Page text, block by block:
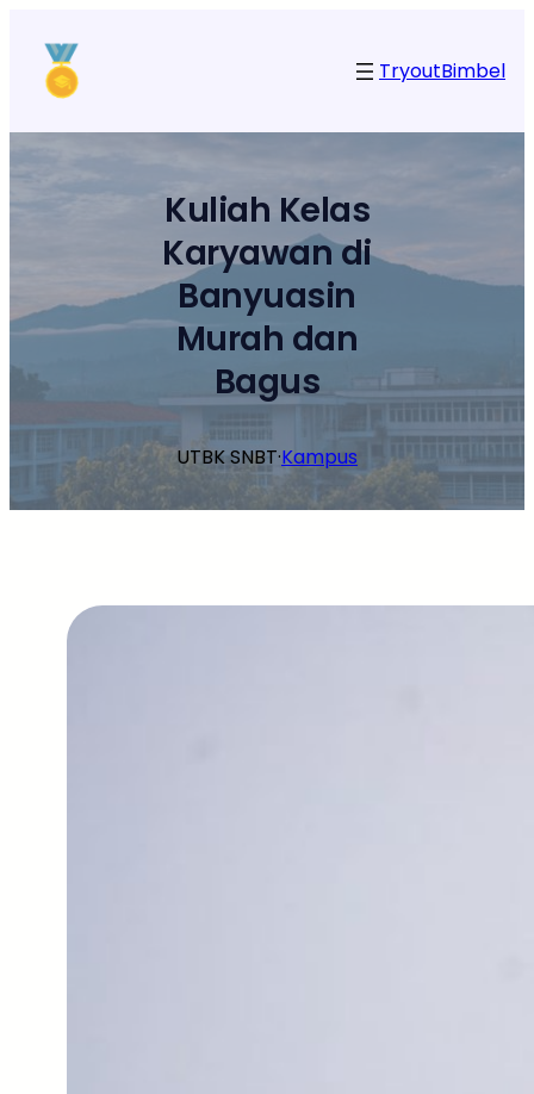
konten
TryoutBimbel
Kuliah Kelas
Karyawan di
Banyuasin
Murah dan
Bagus
UTBK SNBT·Kampus